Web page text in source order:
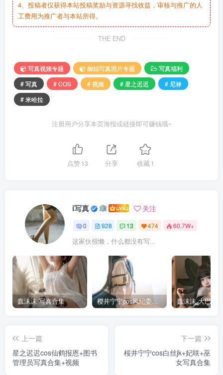
4、投稿者仅获得本站投稿奖励与资源寻找收益，审核与推广的人
工费用为推广者与本站所得。
THE END
写真视频专题 御姐写真照片专题
写真福利
# 写真
# COS # 视频 # 星之迟迟
# 尼禄
# 米哈拉
注册用户分享本页海报或链接即可赚钱哦~
点赞13 分享 收藏1
i写真 关注
0 928 13 474 60.7W+
这家伙很懒，什么都没有写...
蠢沫沫 写真合集 樱井宁宁cos风纪委员写真套图
上一篇
星之迟迟cos仙鹤报恩+图书
管理员写真合集+视频
下一篇
桜井宁宁cos白丝jk+妃咲+巫
女写真合集